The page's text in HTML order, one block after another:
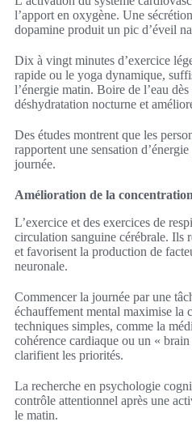
l’apport en oxygène. Une
dopamine produit un pic d’éveil
Dix à vingt minutes d’exercice
rapide ou le yoga dynamique,
l’énergie matin. Boire de l’eau
déshydratation nocturne et
Des études montrent que les
rapportent une sensation
journée.
Amélioration de la
L’exercice et des exercices de
circulation sanguine cérébrale. Ils
et favorisent la production de
neuronale.
Commencer la journée par une
échauffement mental maximise la
techniques simples, comme la
cohérence cardiaque ou un «
clarifient les priorités.
La recherche en psychologie
contrôle attentionnel après une
le matin.